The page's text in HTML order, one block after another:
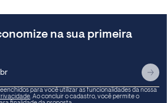
na sua primeira
para você utilizar as funcionalidades da nossa
. Ao concluir o cadastro, você permite o